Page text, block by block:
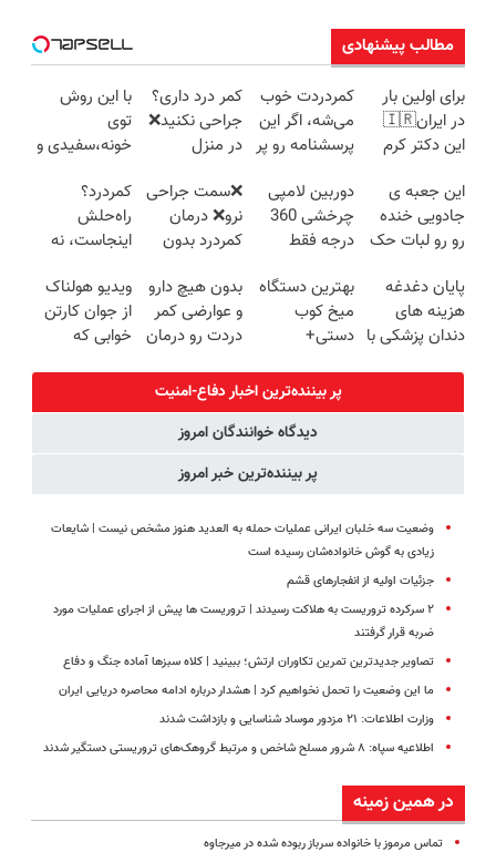
مطالب پیشنهادی
برای اولین بار
در ایران🇮🇷
این دکتر کرم
روزه ساخت!
کمردردت خوب
می‌شه، اگر این
پرسشنامه رو پر
کمر درد داری؟
جراحی نکنید❌
در منزل
(◂پرسش‌نامه)
با این روش
توی
خونه،سفیدی و
برگردون
(40%off)
این جعبه ی
جادویی خنده
رو رو لبات حک
خرید40%تخفیف
دوربین لامپی
چرخشی 360
درجه فقط
🔥 پرداخت
درب منزل
❌سمت جراحی
نرو❌ درمان
کمردرد بدون
کمردرد؟
راه‌حلش
اینجاست، نه
پایان دغدغه
هزینه های
دندان پزشکی با
بهترین دستگاه
میخ کوب
دستی+
منزل🎁 تخفیف
ویژه
بدون هیچ دارو
و عوارضی کمر
دردت رو درمان
(پرسش‌نامه)
ویدیو هولناک
از جوان کارتن
خوابی که
پر بیننده‌ترین اخبار دفاع-امنیت
دیدگاه خوانندگان امروز
پر بیننده‌ترین خبر امروز
وضعیت سه خلبان ایرانی عملیات حمله به العدید هنوز مشخص نیست | شایعات
زیادی به گوش خانواده‌شان رسیده است
جزئیات اولیه از انفجارهای قشم
۲ سرکرده تروریست به هلاکت رسیدند | تروریست ها پیش از اجرای عملیات مورد
ضربه قرار گرفتند
تصاویر جدیدترین تمرین تکاوران ارتش؛ ببینید | کلاه سبزها آماده جنگ و دفاع
ما این وضعیت را تحمل نخواهیم کرد | هشدار درباره ادامه محاصره دریایی ایران
وزارت اطلاعات: ۲۱ مزدور موساد شناسایی و بازداشت شدند
اطلاعیه سپاه: ۸ شرور مسلح شاخص و مرتبط گروهک‌های تروریستی دستگیر شدند
در همین زمینه
تماس مرموز با خانواده سرباز ربوده شده در میرجاوه